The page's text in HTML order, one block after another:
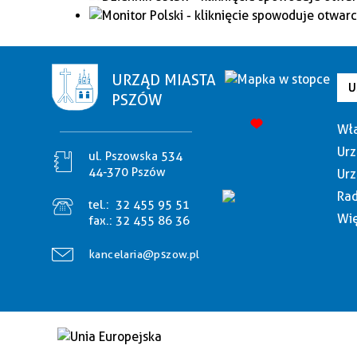
URZĄD MIASTA
PSZÓW
ul. Pszowska 534
44-370 Pszów
tel.: 32 455 95 51
fax.: 32 455 86 36
kancelaria@pszow.pl